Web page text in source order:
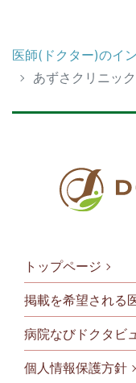
医師(ドクター)のイ
あずさクリニッ
トップページ
掲載を希望される
病院なびドクタビ
個人情報保護方針